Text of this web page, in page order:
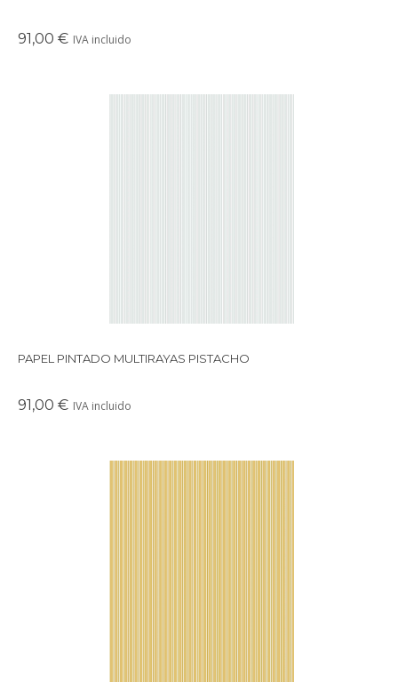
91,00 € IVA incluido
PAPEL PINTADO MULTIRAYAS PISTACHO
91,00 € IVA incluido